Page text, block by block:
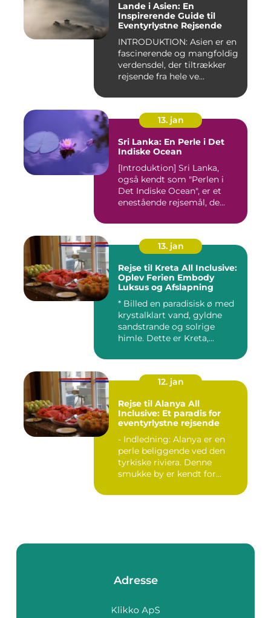
Lande i Asien: En
Inspirerende Guide til
Eventyrlystne Rejsende
INTRODUKTION: Asien er en
fascinerende og mangfoldig
verdensdel, der tiltrækker
rejsende fra hele ve...
13. jan
Sri Lanka: En Perle i Det
Indiske Ocean
[Introduktion] Sri Lanka,
også kendt som "Perlen i
Det Indiske Ocean", er et
enestående rejsemål, de...
13. jan
Rejse til Kreta All Inclusive:
Oplev Ferien Embody
Luksus og Afslapning
* Billed en paradisisk ø med
krystalklart vand, gyldne
sandstrande og solrige
himle. Dette er Kreta,...
12. jan
Rejse til Alanya All
Inclusive: Et paradis for
eventyrlystne rejsende
- Indledning: Alanya er en
perle beliggende ved den
tyrkiske riviera. Denne
smukke by er kendt for...
Adresse